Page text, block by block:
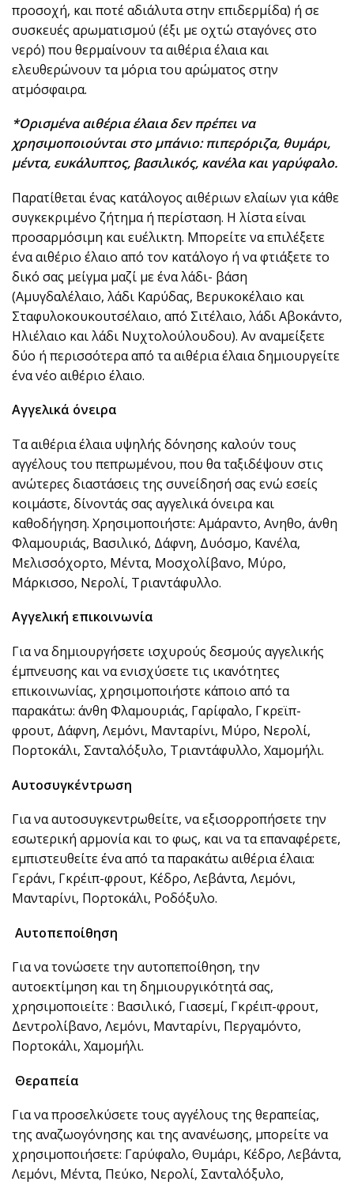
προσοχή, και ποτέ αδιάλυτα στην επιδερμίδα) ή σε
συσκευές αρωματισμού (έξι με οχτώ σταγόνες στο
νερό) που θερμαίνουν τα αιθέρια έλαια και
ελευθερώνουν τα μόρια του αρώματος στην
ατμόσφαιρα.
*Ορισμένα αιθέρια έλαια δεν πρέπει να
χρησιμοποιούνται στο μπάνιο: πιπερόριζα, θυμάρι,
μέντα, ευκάλυπτος, βασιλικός, κανέλα και γαρύφαλο.
Παρατίθεται ένας κατάλογος αιθέριων ελαίων για κάθε
συγκεκριμένο ζήτημα ή περίσταση. Η λίστα είναι
προσαρμόσιμη και ευέλικτη. Μπορείτε να επιλέξετε
ένα αιθέριο έλαιο από τον κατάλογο ή να φτιάξετε το
δικό σας μείγμα μαζί με ένα λάδι- βάση
(Αμυγδαλέλαιο, λάδι Καρύδας, Βερυκοκέλαιο και
Σταφυλοκουκουτσέλαιο, από Σιτέλαιο, λάδι Αβοκάντο,
Ηλιέλαιο και λάδι Νυχτολούλουδου). Αν αναμείξετε
δύο ή περισσότερα από τα αιθέρια έλαια δημιουργείτε
ένα νέο αιθέριο έλαιο.
Αγγελικά όνειρα
Τα αιθέρια έλαια υψηλής δόνησης καλούν τους
αγγέλους του πεπρωμένου, που θα ταξιδέψουν στις
ανώτερες διαστάσεις της συνείδησή σας ενώ εσείς
κοιμάστε, δίνοντάς σας αγγελικά όνειρα και
καθοδήγηση. Χρησιμοποιήστε: Αμάραντο, Ανηθο, άνθη
Φλαμουριάς, Βασιλικό, Δάφνη, Δυόσμο, Κανέλα,
Μελισσόχορτο, Μέντα, Μοσχολίβανο, Μύρο,
Μάρκισσο, Νερολί, Τριαντάφυλλο.
Αγγελική επικοινωνία
Για να δημιουργήσετε ισχυρούς δεσμούς αγγελικής
έμπνευσης και να ενισχύσετε τις ικανότητες
επικοινωνίας, χρησιμοποιήστε κάποιο από τα
παρακάτω: άνθη Φλαμουριάς, Γαρίφαλο, Γκρεϊπ-
φρουτ, Δάφνη, Λεμόνι, Μανταρίνι, Μύρο, Νερολί,
Πορτοκάλι, Σανταλόξυλο, Τριαντάφυλλο, Χαμομήλι.
Αυτοσυγκέντρωση
Για να αυτοσυγκεντρωθείτε, να εξισορροπήσετε την
εσωτερική αρμονία και το φως, και να τα επαναφέρετε,
εμπιστευθείτε ένα από τα παρακάτω αιθέρια έλαια:
Γεράνι, Γκρέιπ-φρουτ, Κέδρο, Λεβάντα, Λεμόνι,
Μανταρίνι, Πορτοκάλι, Ροδόξυλο.
Αυτοπεποίθηση
Για να τονώσετε την αυτοπεποίθηση, την
αυτοεκτίμηση και τη δημιουργικότητά σας,
χρησιμοποιείτε : Βασιλικό, Γιασεμί, Γκρέιπ-φρουτ,
Δεντρολίβανο, Λεμόνι, Μανταρίνι, Περγαμόντο,
Πορτοκάλι, Χαμομήλι.
Θεραπεία
Για να προσελκύσετε τους αγγέλους της θεραπείας,
της αναζωογόνησης και της ανανέωσης, μπορείτε να
χρησιμοποιήσετε: Γαρύφαλο, Θυμάρι, Κέδρο, Λεβάντα,
Λεμόνι, Μέντα, Πεύκο, Νερολί, Σανταλόξυλο,